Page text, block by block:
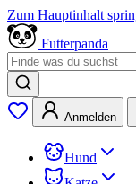
Zum Hauptinhalt
Futterpanda
Anmelden
Hund